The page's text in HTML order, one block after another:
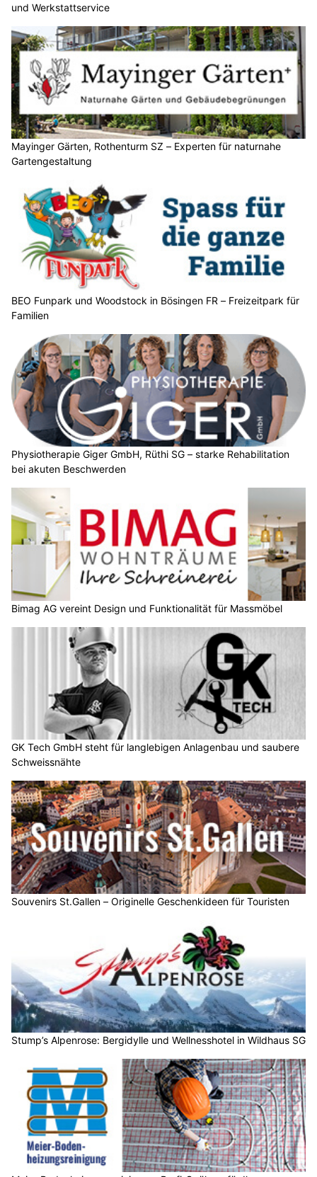
und Werkstattservice
Mayinger Gärten, Rothenturm SZ – Experten für naturnahe
Gartengestaltung
BEO Funpark und Woodstock in Bösingen FR – Freizeitpark für
Familien
Physiotherapie Giger GmbH, Rüthi SG – starke Rehabilitation
bei akuten Beschwerden
Bimag AG vereint Design und Funktionalität für Massmöbel
GK Tech GmbH steht für langlebigen Anlagenbau und saubere
Schweissnähte
Souvenirs St.Gallen – Originelle Geschenkideen für Touristen
Stump’s Alpenrose: Bergidylle und Wellnesshotel in Wildhaus SG